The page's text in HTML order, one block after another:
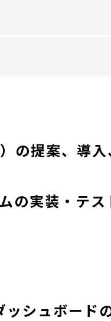
の提案、導入
の実装・テス
シュボード